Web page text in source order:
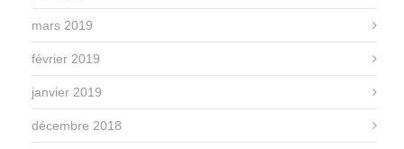
mars 2019
février 2019
janvier 2019
décembre 2018